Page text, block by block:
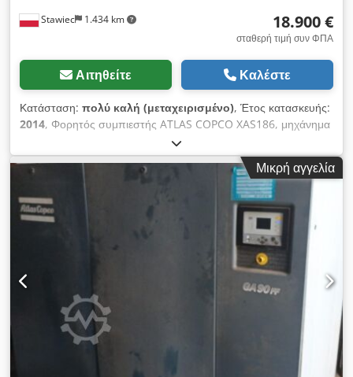
Stawiec 1.434 km 18.900 €
σταθερή τιμή συν ΦΠΑ
Αιτηθείτε Καλέστε
Κατάσταση: πολύ καλή (μεταχειρισμένο), Έτος κατασκευής:
2014, Φορητός συμπιεστής ATLAS COPCO XAS186, μηχάνημα
με τελικό ψυγείο μετά από πλήρη συντήρηση. Τεχνικά
χαρακτηριστικά: απόδοση: 11,10 m3/min; λειτουργική πίεση: 7
bar; έτος κατασκευής: 2014 κινητήρας: DEUTZ χιλιόμετρα ο
συμπιεστής πλήρως λειτουργικός, έτοιμος για εργασία, με
εγγύηση καθαρή τιμή: 79.500 PLN τιμή με ΦΠΑ: 97.785 PLN
Chedpfoyfnwgsx Ah Tea μηχάνημα εισαγόμενο σε άριστη
κατάσταση Παρακάτω σύνδεσμοι για βίντεο.
Μικρή αγγελία